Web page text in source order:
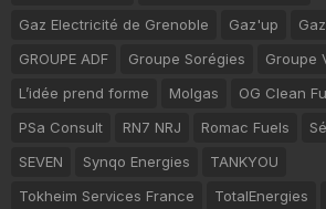
Gaz Electricité de Grenoble
Gaz'up
GROUPE ADF
Groupe Sorégies Groupe
L’idée prend forme
Molgas OG Clean
PSa Consult
RN7 NRJ Romac Fuels
SEVEN
Synqo Energies
TANKYOU
Tokheim Services France
TotalEnergies